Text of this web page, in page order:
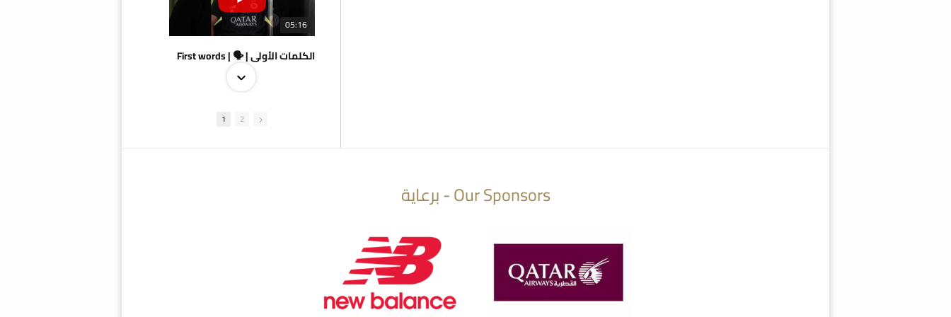
05:16
الكلمات الأولى | 🗣 | First words
1 2
Our Sponsors - برعاية